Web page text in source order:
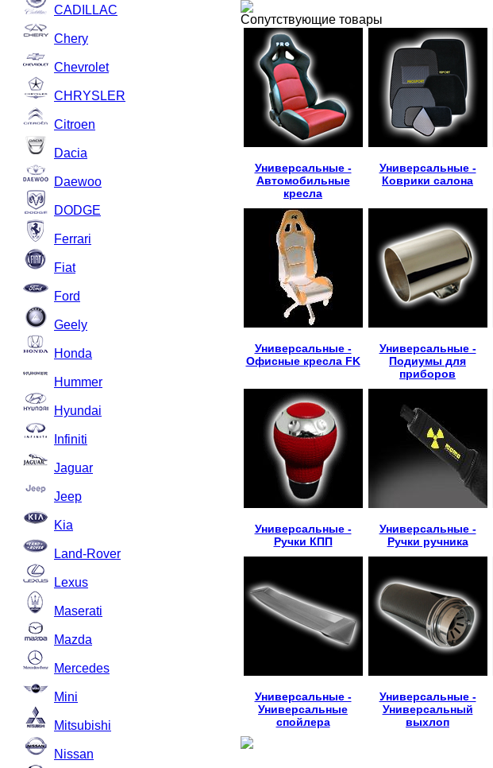
CADILLAC
Chery
Chevrolet
CHRYSLER
Citroen
Dacia
Daewoo
DODGE
Ferrari
Fiat
Ford
Geely
Honda
Hummer
Hyundai
Infiniti
Jaguar
Jeep
Kia
Land-Rover
Lexus
Maserati
Mazda
Mercedes
Mini
Mitsubishi
Nissan
Сопутствующие товары
Универсальные -
Автомобильные
кресла
Универсальные -
Коврики салона
Универсальные -
Офисные кресла FK
Универсальные -
Подиумы для
приборов
Универсальные -
Ручки КПП
Универсальные -
Ручки ручника
Универсальные -
Универсальные
спойлера
Универсальные -
Универсальный
выхлоп